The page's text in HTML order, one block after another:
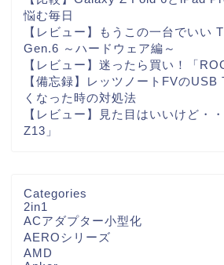
悩む毎日
【レビュー】もうこの一台でいい
Gen.6 ～ハードウェア編～
【レビュー】迷ったら買い！「
【備忘録】レッツノートFVの
くなった時の対処法
【レビュー】見た目はいいけど・
Z13」
Categories
2in1
ACアダプター小型化
AEROシリーズ
AMD